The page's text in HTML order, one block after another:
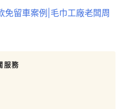
免留車案例|毛巾工廠老闆周
服務